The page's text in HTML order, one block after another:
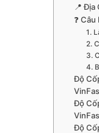
📍 Địa
❓
1.
2.
3.
4.
Độ
Độ
Độ